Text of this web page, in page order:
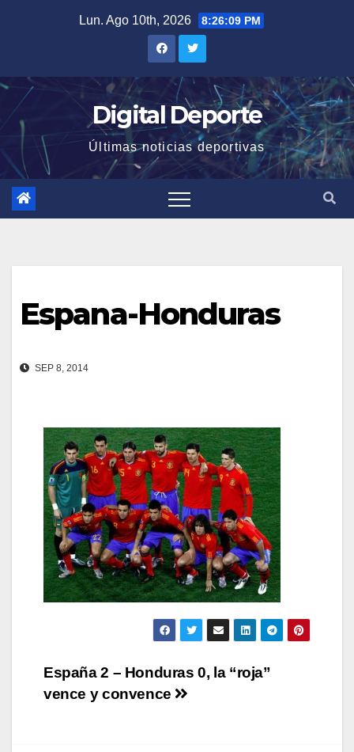
Lun. Ago 10th, 2026 8:26:09 PM
Digital Deporte
Últimas noticias deportivas
Espana-Honduras
SEP 8, 2014
Navegación
España 2 – Honduras 0, la “roja”
vence y convence